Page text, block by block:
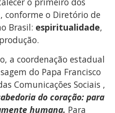
conforme o Diretório de
Brasil: espiritualidade,
a coordenação estadual
do Papa Francisco
Comunicações Sociais ,
do coração: para
humana. Para